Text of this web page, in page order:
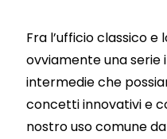
Fra l’ufficio classico
ovviamente una serie
intermedie che
concetti innovativi e
nostro uso comune